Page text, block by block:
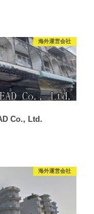
海外運営会社
Co., Ltd.
海外運営会社